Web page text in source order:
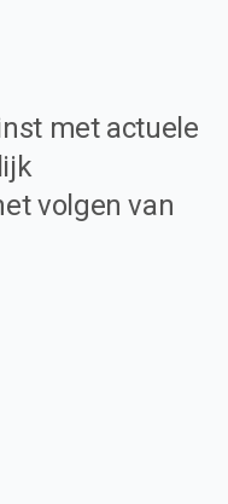
met actuele
volgen van